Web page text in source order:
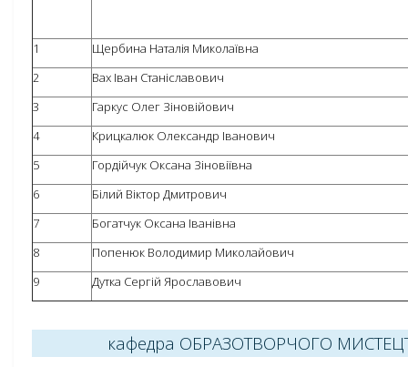
1
Щербина Наталія Миколаївна
2
Вах Іван Станіславович
3
Гаркус Олег Зіновійович
4
Крицкалюк Олександр Іванович
5
Гордійчук Оксана Зіновіївна
6
Білий Віктор Дмитрович
7
Богатчук Оксана Іванівна
8
Попенюк Володимир Миколайович
9
Дутка Сергій Ярославович
кафедра ОБРАЗОТВОРЧОГО